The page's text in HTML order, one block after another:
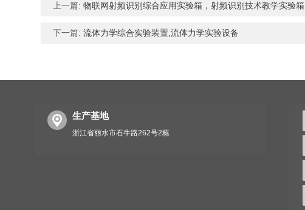
上一篇: 物联网射频识别综合应用实验箱，射频识别技术教学实验箱
下一篇: 流体力学综合实验装置,流体力学实验设备
生产基地
浙江省丽水市石牛路262号2栋